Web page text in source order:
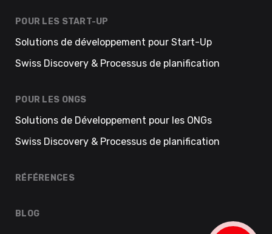
POUR LES START-UP
Solutions de développement pour Start-Up
Swiss Discovery & Processus de planification
POUR LES ONGS
Solutions de Développement pour les ONGs
Swiss Discovery & Processus de planification
RÉFÉRENCES
BLOG